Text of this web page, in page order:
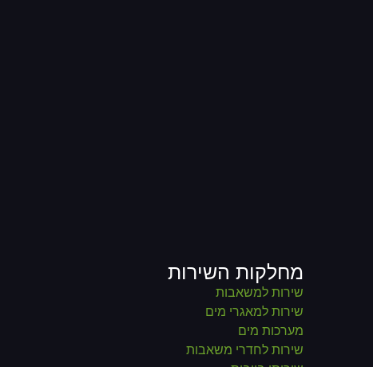
מחלקות השירות
שירות למשאבות
שירות למאגרי מים
מערכות מים
שירות לחדרי משאבות